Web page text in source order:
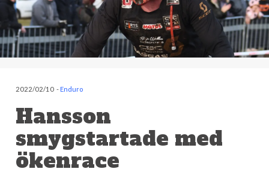
2022/02/10 -Enduro
Hansson
smygstartade med
ökenrace